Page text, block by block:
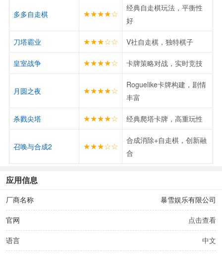
多多自走棋 ★★★★☆
经典自走棋玩法，平衡性
好
刀塔霸业 ★★★☆☆ V社自走棋，独特棋子
皇室战争 ★★★★☆ 卡牌策略对战，实时竞技
月圆之夜 ★★★★☆
Roguelike卡牌构建，剧情
丰富
杀戮尖塔 ★★★★☆ 经典爬塔卡牌，高重玩性
召唤与合成2 ★★★☆☆
合成消除+自走棋，创新融
合
应用信息
厂商名称 暴雪娱乐有限公司
官网 点击查看
语言 中文